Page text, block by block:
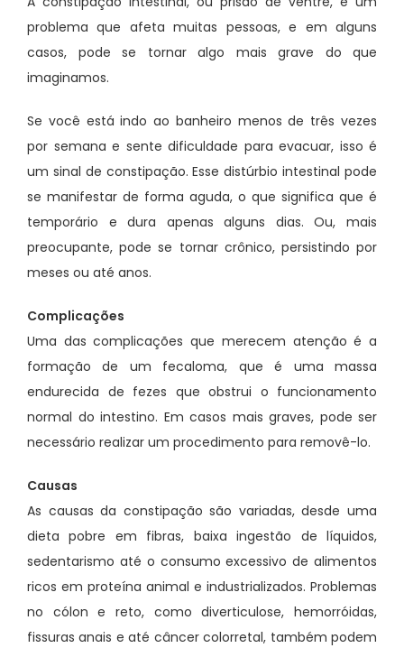
problema que afeta muitas pessoas, e em alguns
casos, pode se tornar algo mais grave do que
imaginamos.
Se você está indo ao banheiro menos de três vezes
por semana e sente dificuldade para evacuar, isso é
um sinal de constipação. Esse distúrbio intestinal pode
se manifestar de forma aguda, o que significa que é
temporário e dura apenas alguns dias. Ou, mais
preocupante, pode se tornar crônico, persistindo por
meses ou até anos.
Complicações
Uma das complicações que merecem atenção é a
formação de um fecaloma, que é uma massa
endurecida de fezes que obstrui o funcionamento
normal do intestino. Em casos mais graves, pode ser
necessário realizar um procedimento para removê-lo.
Causas
As causas da constipação são variadas, desde uma
dieta pobre em fibras, baixa ingestão de líquidos,
sedentarismo até o consumo excessivo de alimentos
ricos em proteína animal e industrializados. Problemas
no cólon e reto, como diverticulose, hemorróidas,
fissuras anais e até câncer colorretal, também podem